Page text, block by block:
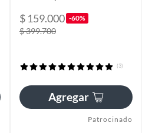
$ 159.000 -60%
$ 399.700
(3)
Agregar
Patrocinado